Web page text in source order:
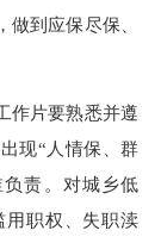
到应保尽保、
片要熟悉并遵
现“人情保、群
责。对城乡低
用职权、失职渎